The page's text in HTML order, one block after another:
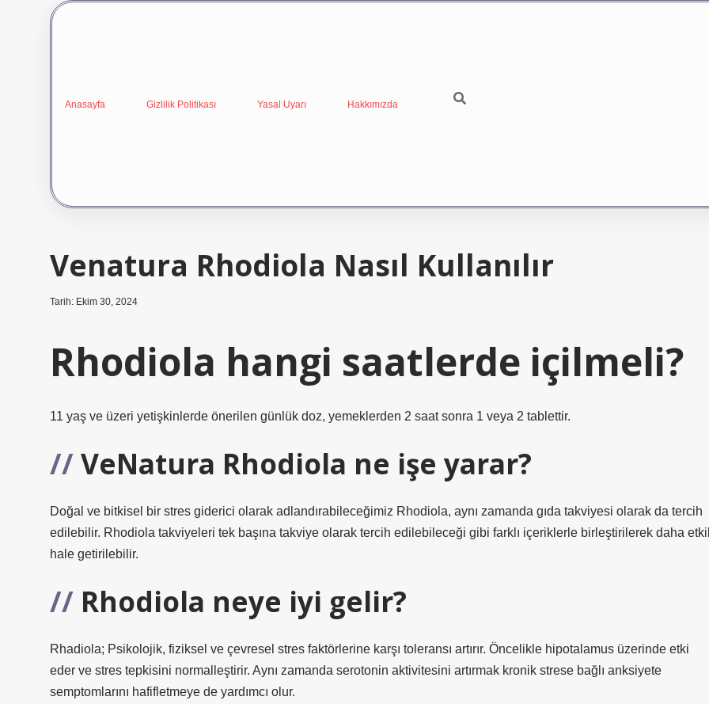
Anasayfa Gizlilik Politikası Yasal Uyarı Hakkımızda
Venatura Rhodiola Nasıl Kullanılır
Tarih: Ekim 30, 2024
Rhodiola hangi saatlerde içilmeli?
11 yaş ve üzeri yetişkinlerde önerilen günlük doz, yemeklerden 2 saat sonra 1 veya 2 tablettir.
VeNatura Rhodiola ne işe yarar?
Doğal ve bitkisel bir stres giderici olarak adlandırabileceğimiz Rhodiola, aynı zamanda gıda takviyesi olarak da tercih
edilebilir. Rhodiola takviyeleri tek başına takviye olarak tercih edilebileceği gibi farklı içeriklerle birleştirilerek daha
hale getirilebilir.
Rhodiola neye iyi gelir?
Rhadiola; Psikolojik, fiziksel ve çevresel stres faktörlerine karşı toleransı artırır. Öncelikle hipotalamus üzerinde etki
eder ve stres tepkisini normalleştirir. Aynı zamanda serotonin aktivitesini artırmak kronik strese bağlı anksiyete
semptomlarını hafifletmeye de yardımcı olur.